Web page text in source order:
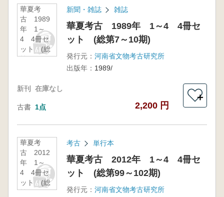
華夏考
古 1989
年 1～
4 4冊セ
ット (総
第7～10
新聞・雑誌 雑誌
華夏考古 1989年 1～4 4冊セ
ット (総第7～10期)
発行元： 河南省文物考古研究所
出版年： 1989/
新刊 在庫なし
古書 1点 2,200 円
＋
華夏考
古 2012
年 1～
4 4冊セ
ット (総
第99～
考古 単行本
華夏考古 2012年 1～4 4冊セ
ット (総第99～102期)
発行元： 河南省文物考古研究所